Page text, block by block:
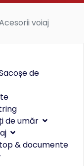
voiaj
de
de umăr
& documente